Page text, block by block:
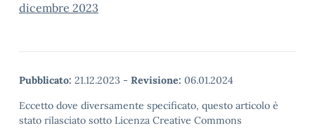
dicembre 2023
Pubblicato: 21.12.2023 - Revisione: 06.01.2024
Eccetto dove diversamente specificato, questo articolo è
stato rilasciato sotto Licenza Creative Commons